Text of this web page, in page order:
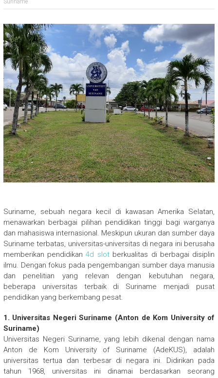
Suriname
Suriname, sebuah negara kecil di kawasan Amerika Selatan,
menawarkan berbagai pilihan pendidikan tinggi bagi warganya
dan mahasiswa internasional. Meskipun ukuran dan sumber daya
Suriname terbatas, universitas-universitas di negara ini berusaha
memberikan pendidikan4d slotberkualitas di berbagai disiplin
ilmu. Dengan fokus pada pengembangan sumber daya manusia
dan penelitian yang relevan dengan kebutuhan negara,
beberapa universitas terbaik di Suriname menjadi pusat
pendidikan yang berkembang pesat.
1. Universitas Negeri Suriname (Anton de Kom University of
Suriname)
Universitas Negeri Suriname, yang lebih dikenal dengan nama
Anton de Kom University of Suriname (AdeKUS), adalah
universitas tertua dan terbesar di negara ini. Didirikan pada
tahun 1968, universitas ini dinamai berdasarkan seorang